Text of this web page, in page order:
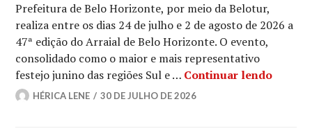
Prefeitura de Belo Horizonte, por meio da Belotur,
realiza entre os dias 24 de julho e 2 de agosto de 2026 a
47ª edição do Arraial de Belo Horizonte. O evento,
consolidado como o maior e mais representativo
festejo junino das regiões Sul e … Continuar lendoArraial
HÉRICA LENE 30 DE JULHO DE 2026